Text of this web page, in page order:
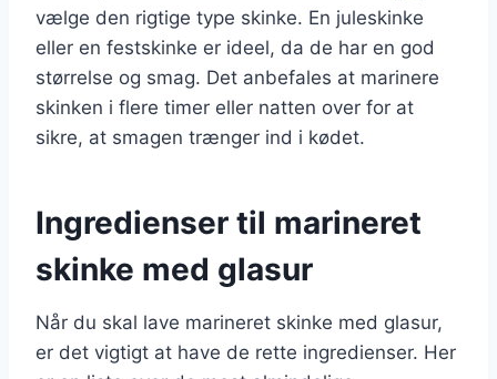
vælge den rigtige type skinke. En juleskinke
eller en festskinke er ideel, da de har en god
størrelse og smag. Det anbefales at marinere
skinken i flere timer eller natten over for at
sikre, at smagen trænger ind i kødet.
Ingredienser til marineret
skinke med glasur
Når du skal lave marineret skinke med glasur,
er det vigtigt at have de rette ingredienser. Her